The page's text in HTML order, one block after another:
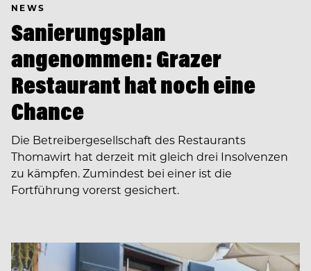
NEWS
Sanierungsplan
angenommen: Grazer
Restaurant hat noch eine
Chance
Die Betreibergesellschaft des Restaurants
Thomawirt hat derzeit mit gleich drei Insolvenzen
zu kämpfen. Zumindest bei einer ist die
Fortführung vorerst gesichert.